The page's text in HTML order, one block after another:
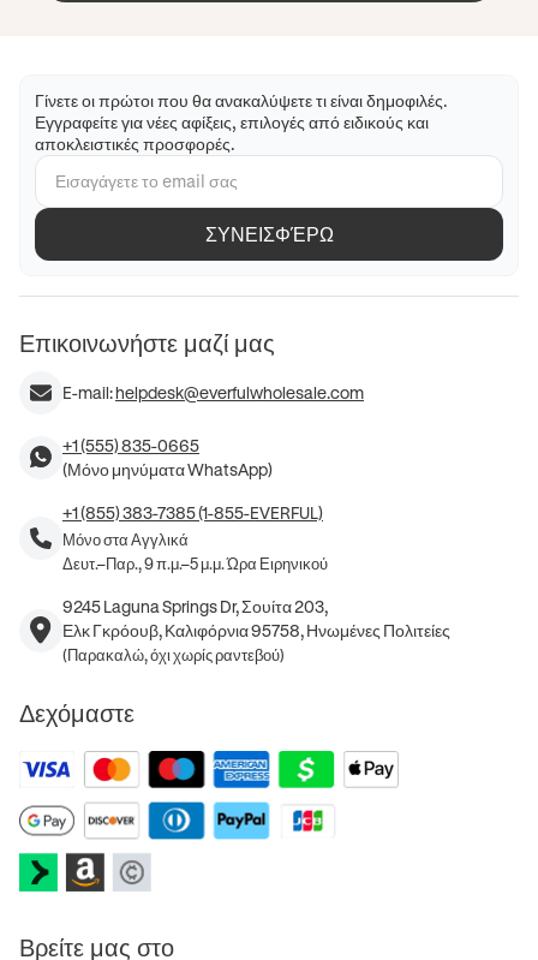
Γίνετε οι πρώτοι που θα ανακαλύψετε τι είναι δημοφιλές.
Εγγραφείτε για νέες αφίξεις, επιλογές από ειδικούς και
αποκλειστικές προσφορές.
ΣΥΝΕΙΣΦΈΡΩ
Επικοινωνήστε μαζί μας
E-mail:helpdesk@everfulwholesale.com
+1 (555) 835-0665
(Μόνο μηνύματα WhatsApp)
+1 (855) 383-7385 (1-855-EVERFUL)
Μόνο στα Αγγλικά
Δευτ.–Παρ., 9 π.μ.–5 μ.μ. Ώρα Ειρηνικού
9245 Laguna Springs Dr, Σουίτα 203,
Ελκ Γκρόουβ, Καλιφόρνια 95758, Ηνωμένες Πολιτείες
(Παρακαλώ, όχι χωρίς ραντεβού)
Δεχόμαστε
Βρείτε μας στο